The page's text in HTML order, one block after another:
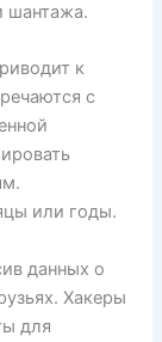
шантажа.
к
с
или годы.
данных о
Хакеры
для